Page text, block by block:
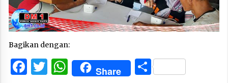
Bagikan dengan:
Facebook
Twitter
WhatsApp
Share Share